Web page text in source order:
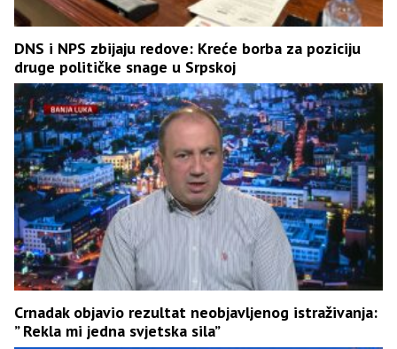
DNS i NPS zbijaju redove: Kreće borba za poziciju
druge političke snage u Srpskoj
Crnadak objavio rezultat neobjavljenog istraživanja:
” Rekla mi jedna svjetska sila”